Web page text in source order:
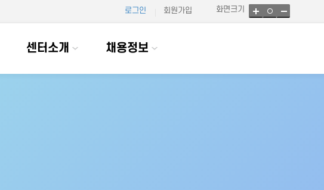
로그인 회원가입 화면크기
센터소개 채용정보